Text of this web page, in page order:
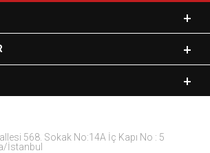
568. Sokak No:14A İç Kapı No : 5
İstanbul